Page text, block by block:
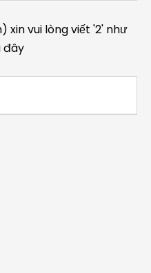
xin vui lòng viết '2' như
đây